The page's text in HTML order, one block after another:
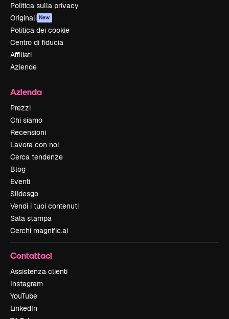
Politica sulla privacy
Originali New
Politica dei cookie
Centro di fiducia
Affiliati
Aziende
Azienda
Prezzi
Chi siamo
Recensioni
Lavora con noi
Cerca tendenze
Blog
Eventi
Slidesgo
Vendi i tuoi contenuti
Sala stampa
Cerchi magnific.ai
Contattaci
Assistenza clienti
Instagram
YouTube
LinkedIn